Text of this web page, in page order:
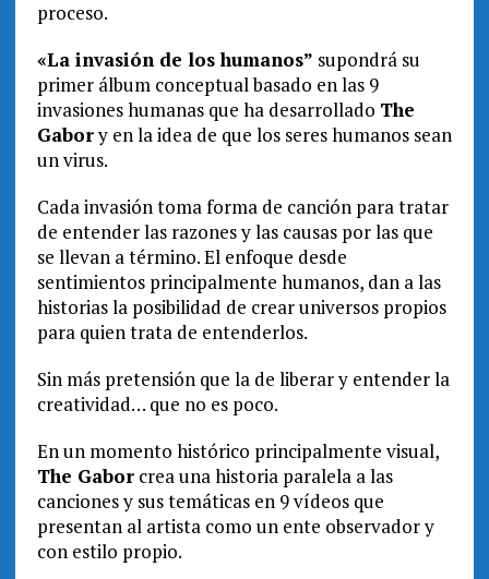
proceso.
«La invasión de los humanos” supondrá su
primer álbum conceptual basado en las 9
invasiones humanas que ha desarrollado The
Gabory en la idea de que los seres humanos sean
un virus.
Cada invasión toma forma de canción para tratar
de entender las razones y las causas por las que
se llevan a término. El enfoque desde
sentimientos principalmente humanos, dan a las
historias la posibilidad de crear universos propios
para quien trata de entenderlos.
Sin más pretensión que la de liberar y entender la
creatividad… que no es poco.
En un momento histórico principalmente visual,
The Gaborcrea una historia paralela a las
canciones y sus temáticas en 9 vídeos que
presentan al artista como un ente observador y
con estilo propio.